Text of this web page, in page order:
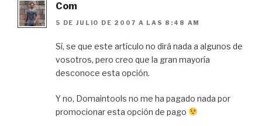
Com
5 DE JULIO DE 2007 A LAS 8:48 AM
Sí, se que este artículo no dirá nada a algunos de
vosotros, pero creo que la gran mayoría
desconoce esta opción.
Y no, Domaintools no me ha pagado nada por
promocionar esta opción de pago